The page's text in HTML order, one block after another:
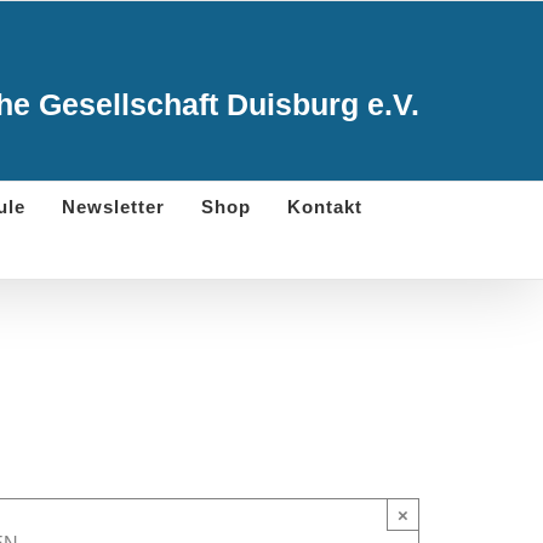
Gesellschaft Duisburg e.V.
Newsletter Shop Kontakt
×